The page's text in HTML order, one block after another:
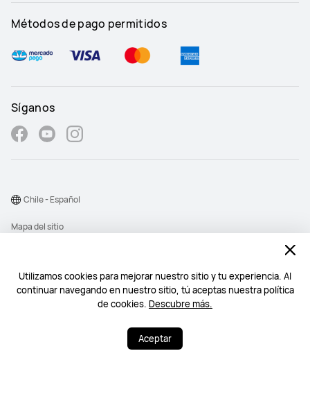
Utilizamos cookies para mejorar nuestro sitio y tu experiencia. Al
continuar navegando en nuestro sitio, tú aceptas nuestra política
de cookies. Descubre más.
Aceptar
Métodos de pago permitidos
Síganos
©2026 Huawei Device Co., Ltd. Todos los derechos reservados.
Mapa del sitio
Declaración de privacidad
Chile - Español